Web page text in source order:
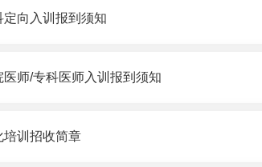
向入训报到须知
师/专科医师入训报到须知
培训招收简章